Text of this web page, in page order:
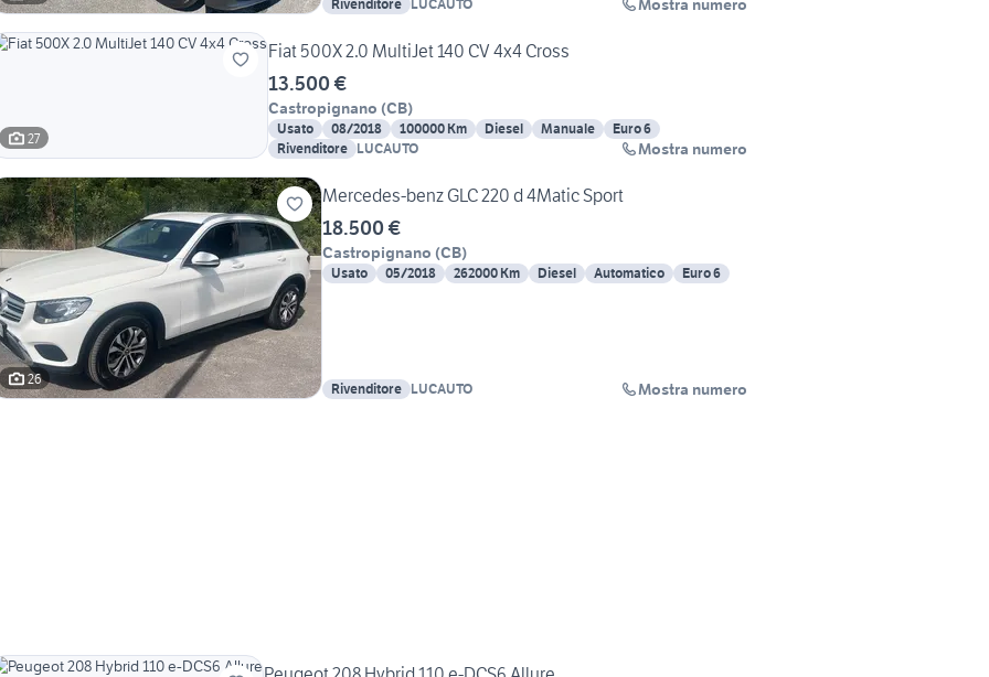
Rivenditore LUCAUTO Mostra numero
27
Fiat 500X 2.0 MultiJet 140 CV 4x4 Cross
13.500 €
Castropignano (CB)
Usato 08/2018 100000 Km Diesel Manuale
Euro 6
Rivenditore LUCAUTO Mostra numero
26
Mercedes-benz GLC 220 d 4Matic Sport
18.500 €
Castropignano (CB)
Usato 05/2018 262000 Km Diesel Automatico Euro 6
Rivenditore LUCAUTO Mostra numero